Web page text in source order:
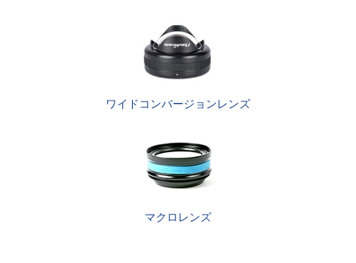
ワイドコンバージョンレンズ
マクロレンズ